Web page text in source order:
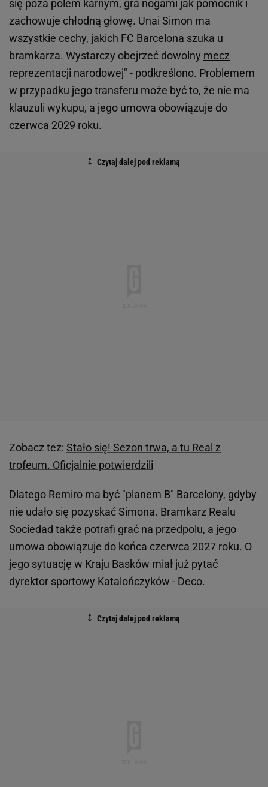
się poza polem karnym, gra nogami jak pomocnik i
zachowuje chłodną głowę. Unai Simon ma
wszystkie cechy, jakich FC Barcelona szuka u
bramkarza. Wystarczy obejrzeć dowolny mecz
reprezentacji narodowej" - podkreślono. Problemem
w przypadku jegotransferu może być to, że nie ma
klauzuli wykupu, a jego umowa obowiązuje do
czerwca 2029 roku.
Zobacz też: Stało się! Sezon trwa, a tu Real z
trofeum. Oficjalnie potwierdzili
Dlatego Remiro ma być "planem B" Barcelony, gdyby
nie udało się pozyskać Simona. Bramkarz Realu
Sociedad także potrafi grać na przedpolu, a jego
umowa obowiązuje do końca czerwca 2027 roku. O
jego sytuację w Kraju Basków miał już pytać
dyrektor sportowy Katalończyków - Deco.